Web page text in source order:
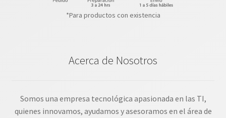
*Para productos con existencia
Acerca de Nosotros
Somos una empresa tecnológica apasionada en las TI,
quienes innovamos, ayudamos y asesoramos en el área de